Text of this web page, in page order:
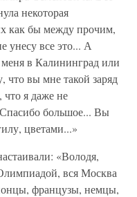
некоторая
как бы между прочим,
унесу все это... А
в Калининград или
вы мне такой заряд
что я даже не
большое... Вы
цветами...»
«Володя,
вся Москва
французы, немцы,